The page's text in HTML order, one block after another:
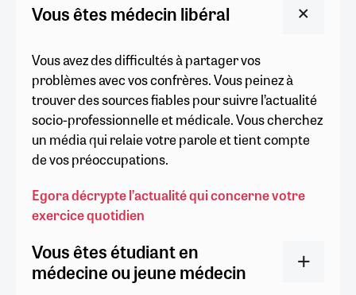
Vous êtes médecin libéral
Vous avez des difficultés à partager vos
problèmes avec vos confrères. Vous peinez à
trouver des sources fiables pour suivre l’actualité
socio-professionnelle et médicale. Vous cherchez
un média qui relaie votre parole et tient compte
de vos préoccupations.
Egora décrypte l’actualité qui concerne votre
exercice quotidien
Vous êtes étudiant en
médecine ou jeune médecin